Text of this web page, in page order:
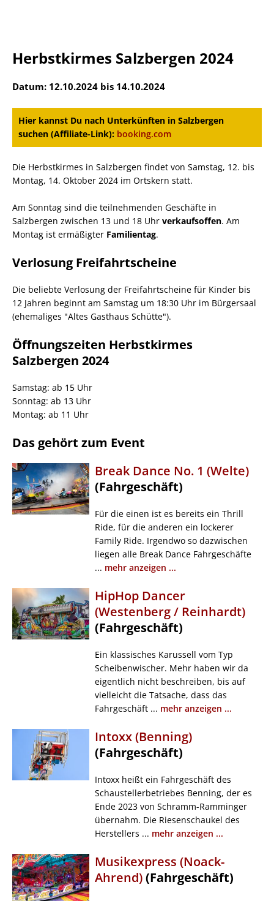
Herbstkirmes Salzbergen 2024
Datum: 12.10.2024 bis 14.10.2024
Hier kannst Du nach Unterkünften in Salzbergen
suchen (Affiliate-Link): booking.com
Die Herbstkirmes in Salzbergen findet von Samstag, 12. bis
Montag, 14. Oktober 2024 im Ortskern statt.
Am Sonntag sind die teilnehmenden Geschäfte in
Salzbergen zwischen 13 und 18 Uhr verkaufsoffen. Am
Montag ist ermäßigter Familientag.
Verlosung Freifahrtscheine
Die beliebte Verlosung der Freifahrtscheine für Kinder bis
12 Jahren beginnt am Samstag um 18:30 Uhr im Bürgersaal
(ehemaliges "Altes Gasthaus Schütte").
Öffnungszeiten Herbstkirmes
Salzbergen 2024
Samstag: ab 15 Uhr
Sonntag: ab 13 Uhr
Montag: ab 11 Uhr
Das gehört zum Event
Break Dance No. 1 (Welte)
(Fahrgeschäft)
Für die einen ist es bereits ein Thrill
Ride, für die anderen ein lockerer
Family Ride. Irgendwo so dazwischen
liegen alle Break Dance Fahrgeschäfte
... mehr anzeigen ...
HipHop Dancer
(Westenberg / Reinhardt)
(Fahrgeschäft)
Ein klassisches Karussell vom Typ
Scheibenwischer. Mehr haben wir da
eigentlich nicht beschreiben, bis auf
vielleicht die Tatsache, dass das
Fahrgeschäft ... mehr anzeigen ...
Intoxx (Benning)
(Fahrgeschäft)
Intoxx heißt ein Fahrgeschäft des
Schaustellerbetriebes Benning, der es
Ende 2023 von Schramm-Ramminger
übernahm. Die Riesenschaukel des
Herstellers ... mehr anzeigen ...
Musikexpress (Noack-
Ahrend)(Fahrgeschäft)